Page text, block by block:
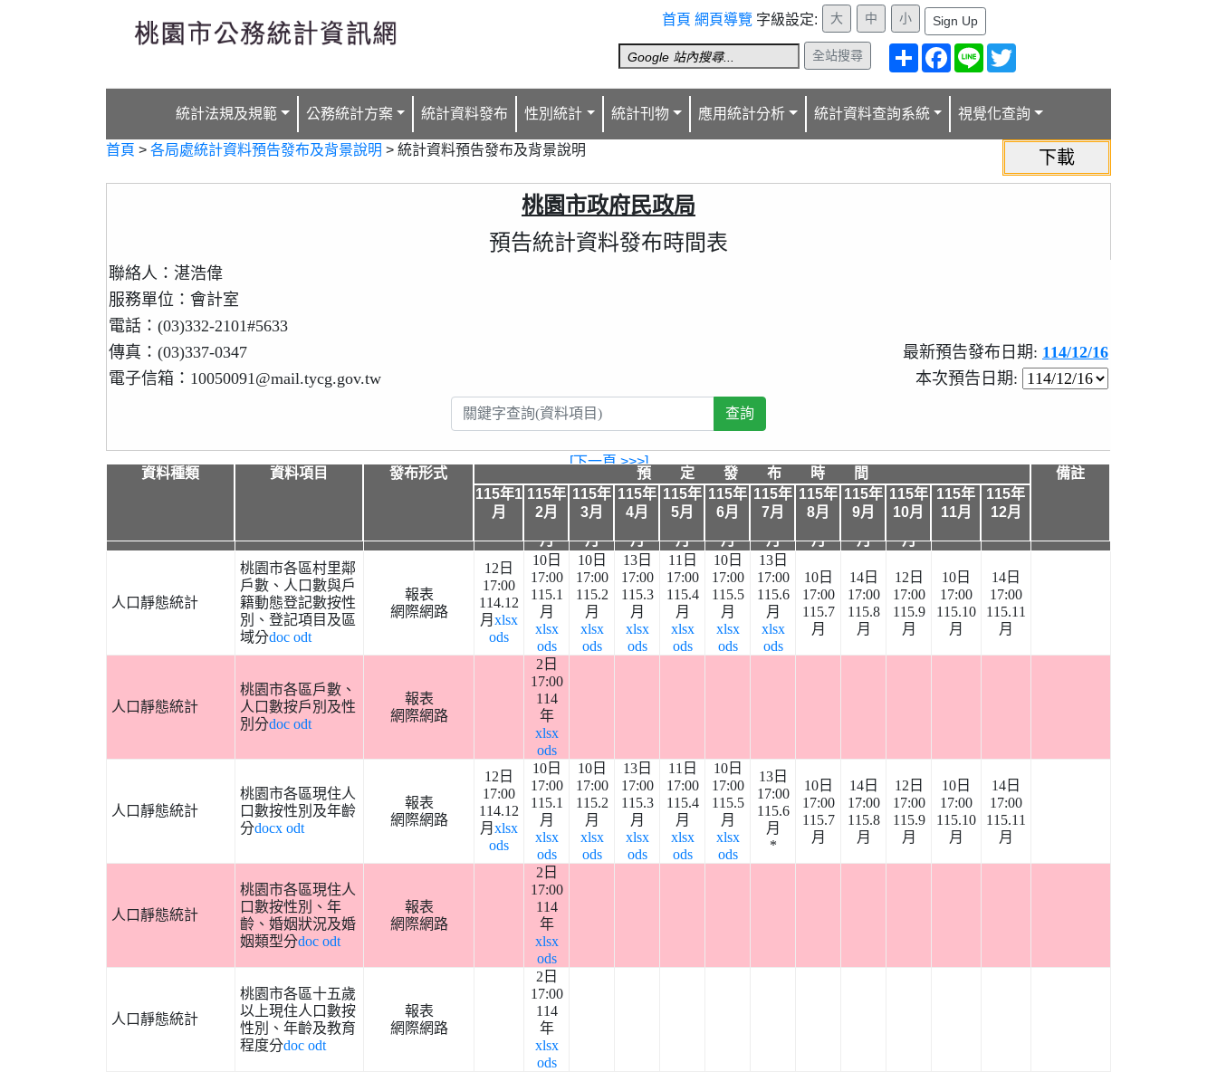
首頁 網頁導覽 字級設定: Sign Up
全站搜尋
分
享
Facebook
Line Twitter
統計法規及規範 公務統計方案 統計資料發布 性別統計 統計刊物 應用統計分析 統計資料查詢系統 視覺化查詢
首頁 > 各局處統計資料預告發布及背景說明 > 統計資料預告發布及背景說明
桃園市政府民政局
預告統計資料發布時間表
聯絡人：湛浩偉
服務單位：會計室
電話：(03)332-2101#5633
傳真：(03)337-0347
最新預告發布日期: 114/12/16
電子信箱：10050091@mail.tycg.gov.tw
本次預告日期:
[下一頁 >>>]
預 定 發 布 時 間
115年
115
年2
月
115
年3
月
115
年4
月
115
年5
月
115
年6
月
115
年7
月
115
年8
月
115
年9
月
115
年10
月
115年
115年
人口靜態統計
桃園市各區村里鄰
戶數、人口數與戶
籍動態登記數按性
別、登記項目及區
域分doc odt
報表
網際網路
12日
17:00
114.12
月 xlsx
ods
10日
17:00
115.1
月
xlsx
ods
10日
17:00
115.2
月
xlsx
ods
13日
17:00
115.3
月
xlsx
ods
11日
17:00
115.4
月
xlsx
ods
10日
17:00
115.5
月
xlsx
ods
13日
17:00
115.6
月
xlsx
ods
10日
17:00
115.7
月
14日
17:00
115.8
月
12日
17:00
115.9
月
10日
17:00
115.10
月
14日
17:00
115.11
月
人口靜態統計
桃園市各區戶數、
人口數按戶別及性
別分doc odt
報表
網際網路
2日
17:00
114
年
xlsx
ods
人口靜態統計
桃園市各區現住人
口數按性別及年齡
分docx odt
報表
網際網路
12日
17:00
114.12
月 xlsx
ods
10日
17:00
115.1
月
xlsx
ods
10日
17:00
115.2
月
xlsx
ods
13日
17:00
115.3
月
xlsx
ods
11日
17:00
115.4
月
xlsx
ods
10日
17:00
115.5
月
xlsx
ods
13日
17:00
115.6
月
*
10日
17:00
115.7
月
14日
17:00
115.8
月
12日
17:00
115.9
月
10日
17:00
115.10
月
14日
17:00
115.11
月
人口靜態統計
桃園市各區現住人
口數按性別、年
齡、婚姻狀況及婚
姻類型分doc odt
報表
網際網路
2日
17:00
114
年
xlsx
ods
人口靜態統計
桃園市各區十五歲
以上現住人口數按
性別、年齡及教育
程度分doc odt
報表
網際網路
2日
17:00
114
年
xlsx
ods
資料種類 資料項目 發布形式 預 定 發 布 時 間
備註
115年1
月
115年
2月
115年
3月
115年
4月
115年
5月
115年
6月
115年
7月
115年
8月
115年
9月
115年
10月
115年
11月
115年
12月